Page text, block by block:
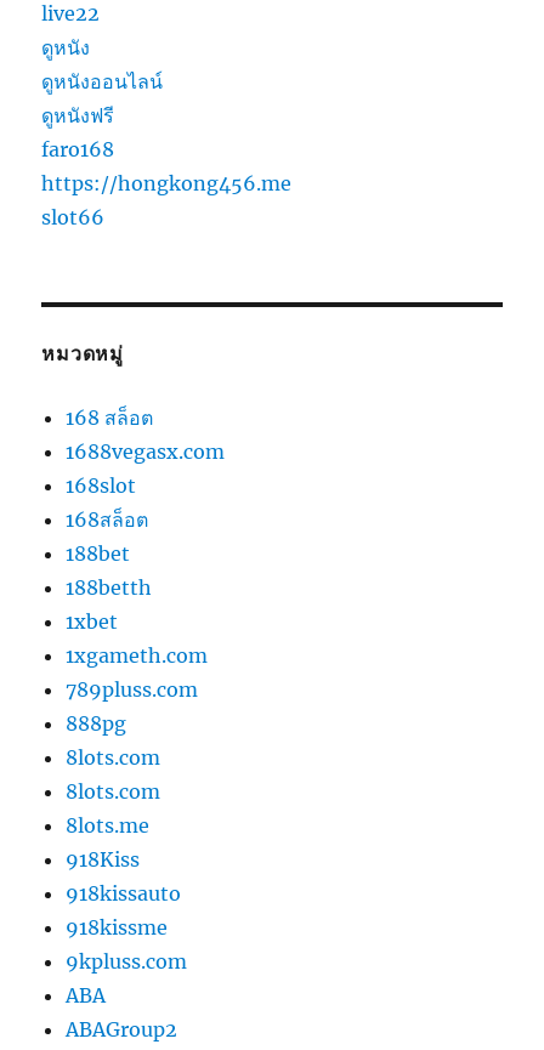
live22
ดูหนัง
ดูหนังออนไลน์
ดูหนังฟรี
faro168
https://hongkong456.me
slot66
หมวดหมู่
168 สล็อต
1688vegasx.com
168slot
168สล็อต
188bet
188betth
1xbet
1xgameth.com
789pluss.com
888pg
8lots.com
8lots.com
8lots.me
918Kiss
918kissauto
918kissme
9kpluss.com
ABA
ABAGroup2